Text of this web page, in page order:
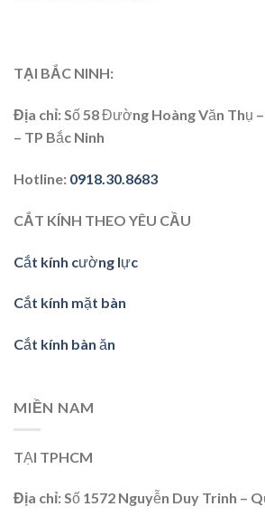
TẠI BẮC NINH:
Địa chỉ: Số 58 Đường Hoàng Văn Thụ
– TP Bắc Ninh
Hotline: 0918.30.8683
CẮT KÍNH THEO YÊU CẦU
Cắt kính cường lực
Cắt kính mặt bàn
Cắt kính bàn ăn
MIỀN NAM
TẠI TPHCM
Địa chỉ:Số 1572 Nguyễn Duy Trinh –